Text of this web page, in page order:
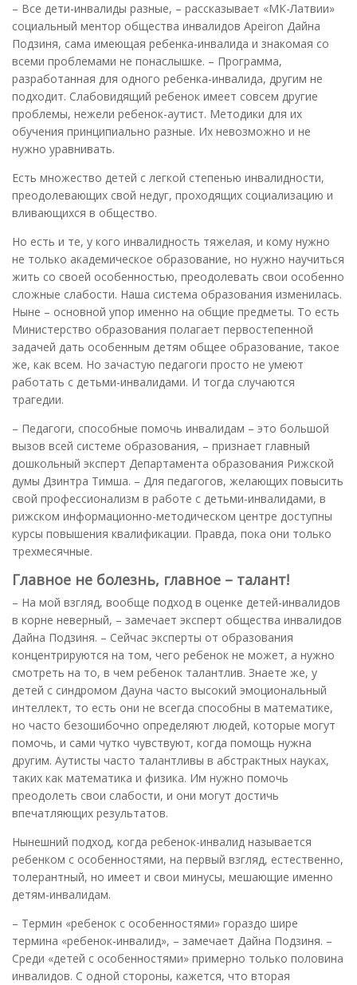
– Все дети-инвалиды разные, – рассказывает «МК-Латвии»
социальный ментор общества инвалидов Apeiron Дайна
Подзиня, сама имеющая ребенка-инвалида и знакомая со
всеми проблемами не понаслышке. – Программа,
разработанная для одного ребенка-инвалида, другим не
подходит. Слабовидящий ребенок имеет совсем другие
проблемы, нежели ребенок-аутист. Методики для их
обучения принципиально разные. Их невозможно и не
нужно уравнивать.
Есть множество детей с легкой степенью инвалидности,
преодолевающих свой недуг, проходящих социализацию и
вливающихся в общество.
Но есть и те, у кого инвалидность тяжелая, и кому нужно
не только академическое образование, но нужно научиться
жить со своей особенностью, преодолевать свои особенно
сложные слабости. Наша система образования изменилась.
Ныне – основной упор именно на общие предметы. То есть
Министерство образования полагает первостепенной
задачей дать особенным детям общее образование, такое
же, как всем. Но зачастую педагоги просто не умеют
работать с детьми-инвалидами. И тогда случаются
трагедии.
– Педагоги, способные помочь инвалидам – это большой
вызов всей системе образования, – признает главный
дошкольный эксперт Департамента образования Рижской
думы Дзинтра Тимша. – Для педагогов, желающих повысить
свой профессионализм в работе с детьми-инвалидами, в
рижском информационно-методическом центре доступны
курсы повышения квалификации. Правда, пока они только
трехмесячные.
Главное не болезнь, главное – талант!
– На мой взгляд, вообще подход в оценке детей-инвалидов
в корне неверный, – замечает эксперт общества инвалидов
Дайна Подзиня. – Сейчас эксперты от образования
концентрируются на том, чего ребенок не может, а нужно
смотреть на то, в чем ребенок талантлив. Знаете же, у
детей с синдромом Дауна часто высокий эмоциональный
интеллект, то есть они не всегда способны в математике,
но часто безошибочно определяют людей, которые могут
помочь, и сами чутко чувствуют, когда помощь нужна
другим. Аутисты часто талантливы в абстрактных науках,
таких как математика и физика. Им нужно помочь
преодолеть свои слабости, и они могут достичь
впечатляющих результатов.
Нынешний подход, когда ребенок-инвалид называется
ребенком с особенностями, на первый взгляд, естественно,
толерантный, но имеет и свои минусы, мешающие именно
детям-инвалидам.
– Термин «ребенок с особенностями» гораздо шире
термина «ребенок-инвалид», – замечает Дайна Подзиня. –
Среди «детей с особенностями» примерно только половина
инвалидов. С одной стороны, кажется, что вторая